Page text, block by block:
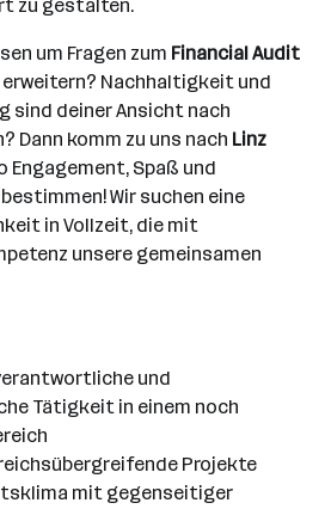
zu gestalten.
um Fragen zum Financial Audit
erweitern? Nachhaltigkeit und
deiner Ansicht nach
Dann komm zu uns nach Linz
Engagement, Spaß und
Wir suchen eine
in Vollzeit, die mit
unsere gemeinsamen
und
Tätigkeit in einem noch
Projekte
mit gegenseitiger